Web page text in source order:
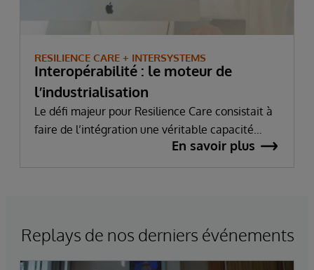
RESILIENCE CARE + INTERSYSTEMS
Interopérabilité : le moteur de
l’industrialisation
Le défi majeur pour Resilience Care consistait à
faire de l’intégration une véritable capacité
produit. L’objectif était de permettre un
En savoir plus
Replays de nos derniers événements